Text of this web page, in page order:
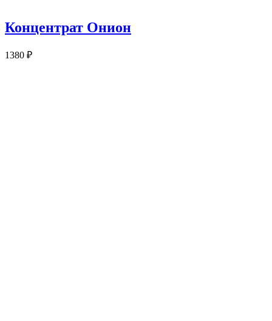
Концентрат Онион
1380 ₽